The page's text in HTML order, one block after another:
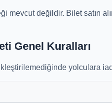
mevcut değildir. Bilet satın
Genel Kuralları
yolculara